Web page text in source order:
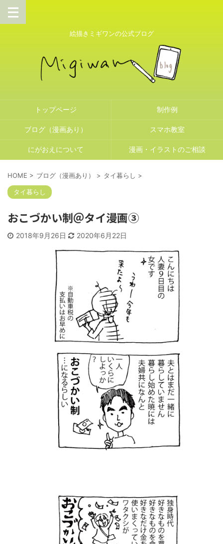
絵描きミギワンの公式ブログ
トップページ 制作例
ブログ（漫画あり） スマホ教室
にがおえについて 漫画・イラストのご相談
HOME > ブログ（漫画あり） > タイ暮らし >
タイ暮らし
おこづかい制＠タイ漫画③
2018年9月26日 2020年6月22日